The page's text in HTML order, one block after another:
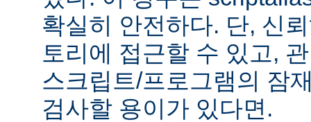
확실히 안전하다. 단, 신
토리에 접근할 수 있고,
스크립트/프로그램의 잠
검사할 용이가 있다면.